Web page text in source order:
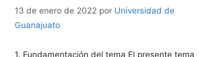
13 de enero de 2022 por Universidad de
Guanajuato
1. Fundamentación del tema El presente tema